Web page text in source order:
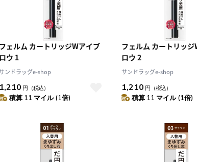
フェルム カートリッジWアイブ
ロウ 1
ンドラッグe-shop
1,210 円 （税込）
積算 11 マイル (1倍)
フェルム カートリッジ
ロウ 2
サンドラッグe-shop
1,210 円 （税込）
積算 11 マイル (1倍)